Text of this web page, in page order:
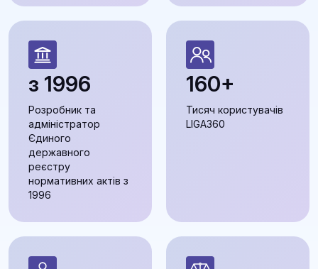
з 1996
Розробник та
адміністратор
Єдиного
державного
реєстру
нормативних актів з
1996
160+
Тисяч користувачів
LIGA360